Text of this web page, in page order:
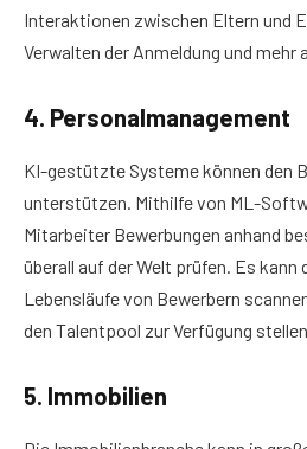
Interaktionen zwischen Eltern und
Verwalten der Anmeldung und mehr
4. Personalmanagement
KI-gestützte Systeme können den
unterstützen. Mithilfe von ML-
Mitarbeiter Bewerbungen anhand
überall auf der Welt prüfen. Es kann
Lebensläufe von Bewerbern
den Talentpool zur Verfügung
5. Immobilien